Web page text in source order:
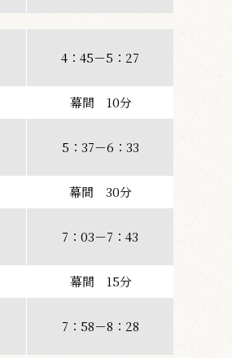
4：45－5：27
幕間 10分
5：37－6：33
幕間 30分
7：03－7：43
幕間 15分
7：58－8：28